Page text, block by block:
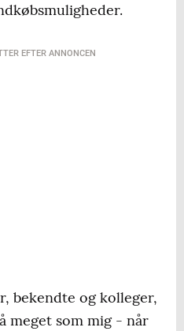
EFTER ANNONCEN
bekendte og kolleger,
meget som mig - når